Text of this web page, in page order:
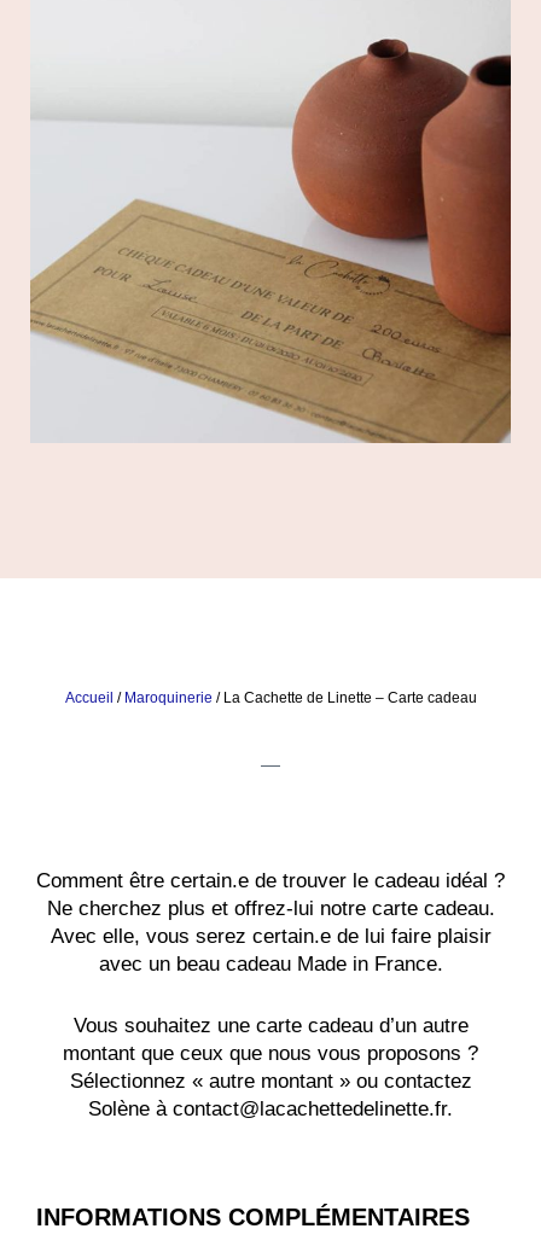
Accueil / Maroquinerie / La Cachette de Linette – Carte cadeau
Comment être certain.e de trouver le cadeau idéal ?
Ne cherchez plus et offrez-lui notre carte cadeau.
Avec elle, vous serez certain.e de lui faire plaisir
avec un beau cadeau Made in France.
Vous souhaitez une carte cadeau d’un autre
montant que ceux que nous vous proposons ?
Sélectionnez « autre montant » ou contactez
Solène à contact@lacachettedelinette.fr.
INFORMATIONS COMPLÉMENTAIRES